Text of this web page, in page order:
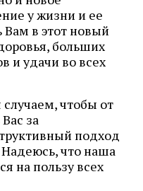
у жизни и ее
Вам в этот новый
больших
и удачи во всех
случаем, чтобы от
за
подход
что наша
на пользу всех